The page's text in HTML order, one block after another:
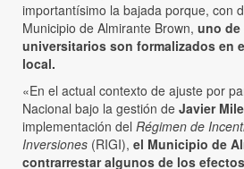
importantísimo la bajada porque, con
Municipio de Almirante Brown, uno de
universitarios son formalizados en
local.
«En el actual contexto de ajuste por
Nacional bajo la gestión de Javier
implementación del Régimen de
Inversiones (RIGI), el Municipio de
contrarrestar algunos de los